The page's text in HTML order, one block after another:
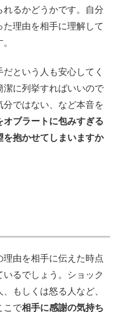
るかどうかです。自分
理由を相手に理解して
という人も安心してく
に列挙すればいいので
ではない、など本音を
オブラートに包みすぎる
を抱かせてしまいますか
由を相手に伝えた時点
るでしょう。ショック
もしくは怒る人など、
こで相手に感謝の気持ち